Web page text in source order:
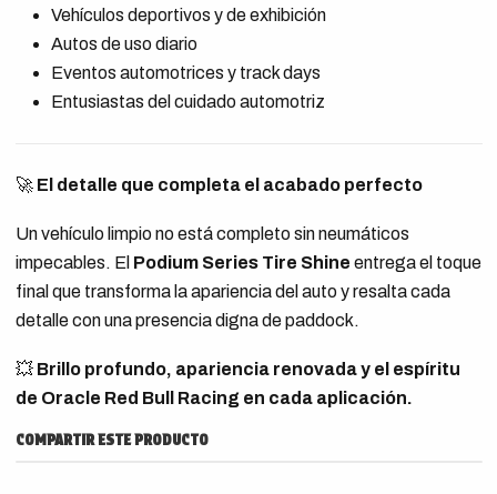
Vehículos deportivos y de exhibición
Autos de uso diario
Eventos automotrices y track days
Entusiastas del cuidado automotriz
🚀 El detalle que completa el acabado perfecto
Un vehículo limpio no está completo sin neumáticos
impecables. El Podium Series Tire Shine entrega el toque
final que transforma la apariencia del auto y resalta cada
detalle con una presencia digna de paddock.
💥 Brillo profundo, apariencia renovada y el espíritu
de Oracle Red Bull Racing en cada aplicación.
COMPARTIR ESTE PRODUCTO